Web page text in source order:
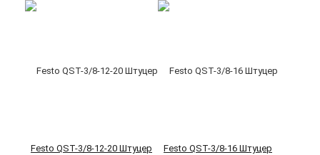
Festo QST-3/8-12-20 Штуцер Festo QST-3/8-16 Штуцер